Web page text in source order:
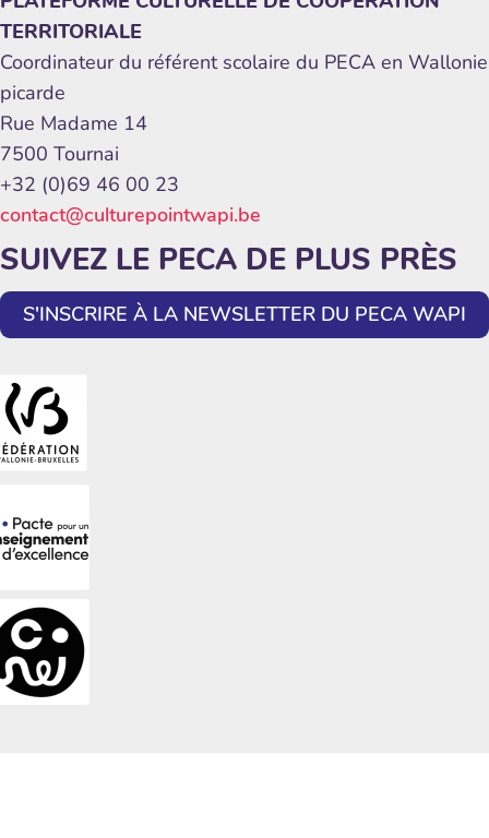
TERRITORIALE
Coordinateur du référent scolaire du PECA en Wallonie
picarde
Rue Madame 14
7500 Tournai
+32 (0)69 46 00 23
contact@culturepointwapi.be
SUIVEZ LE PECA DE PLUS PRÈS
S'INSCRIRE À LA NEWSLETTER DU PECA WAPI